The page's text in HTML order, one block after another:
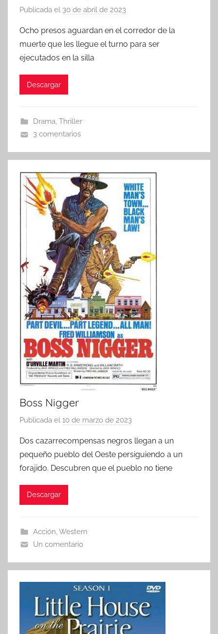
Publicada el 30 de abril de 2023
r
Ocho presos aguardan en el corredor de la
muerte que les llegue el turno para ser
ejecutados en la silla
Descargar
Drama, Thriller
3 comentarios
Boss Nigger
Publicada el 10 de marzo de 2023
Dos cazarrecompensas negros llegan a un
pequeño pueblo del Oeste persiguiendo a un
forajido. Descubren que el pueblo no tiene
Descargar
Acción,Western
Un comentario